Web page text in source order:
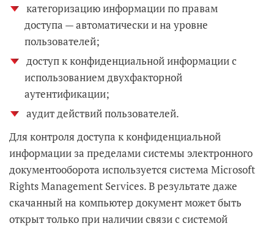
категоризацию информации по правам
доступа — автоматически и на уровне
пользователей;
доступ к конфиденциальной информации с
использованием двухфакторной
аутентификации;
аудит действий пользователей.
Для контроля доступа к конфиденциальной
информации за пределами системы электронного
документооборота используется система Microsoft
Rights Management Services. В результате даже
скачанный на компьютер документ может быть
открыт только при наличии связи с системой